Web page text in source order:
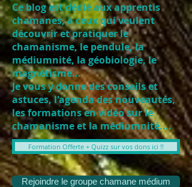
Ce blog est dédié aux apprentis
chamanes, à ceux qui veulent
découvrir et pratiquer le
chamanisme, le pendule, la
médiumnité, la géobiologie, le
magnétisme...
Je vous y donne des conseils et
astuces, l'agenda des nouveautés,
les formations en vidéo sur le
chamanisme et la médiumnité....
Formation Offerte + Quizz sur vos dons ici !!
Rejoindre le groupe chamane médium